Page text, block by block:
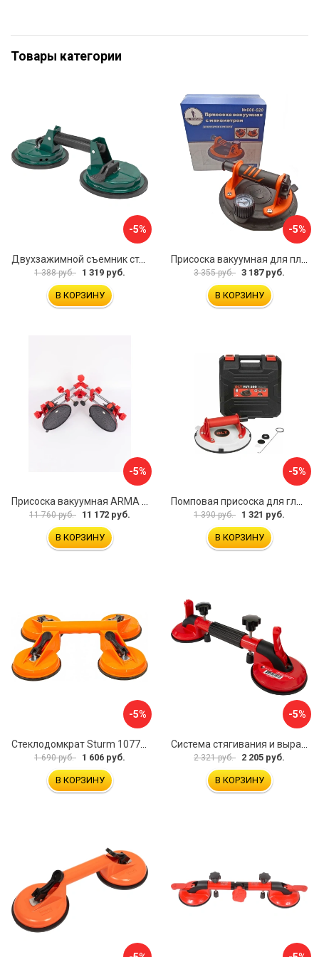
Товары категории
-5%
Двухзажимной съемник стекол Rockforce RF-63404(18564)
1 388 руб. 1 319 руб.
В КОРЗИНУ
-5%
3 355 руб. 3 187 руб.
В КОРЗИНУ
-5%
Присоска вакуумная ARMA P625A
11 760 руб. 11 172 руб.
В КОРЗИНУ
-5%
Помповая присоска для гладкой и шероховатой плитки DLT VST-209 1114
1 390 руб. 1 321 руб.
В КОРЗИНУ
-5%
1 690 руб. 1 606 руб.
В КОРЗИНУ
-5%
2 321 руб. 2 205 руб.
В КОРЗИНУ